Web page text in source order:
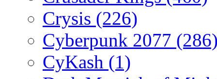
Crysis (226)
Cyberpunk 2077
CyKash (1)